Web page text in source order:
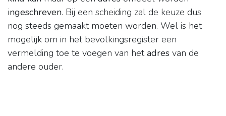
ingeschreven. Bij een scheiding zal de keuze dus
nog steeds gemaakt moeten worden. Wel is het
mogelijk om in het bevolkingsregister een
vermelding toe te voegen van hetadres van de
andere ouder.